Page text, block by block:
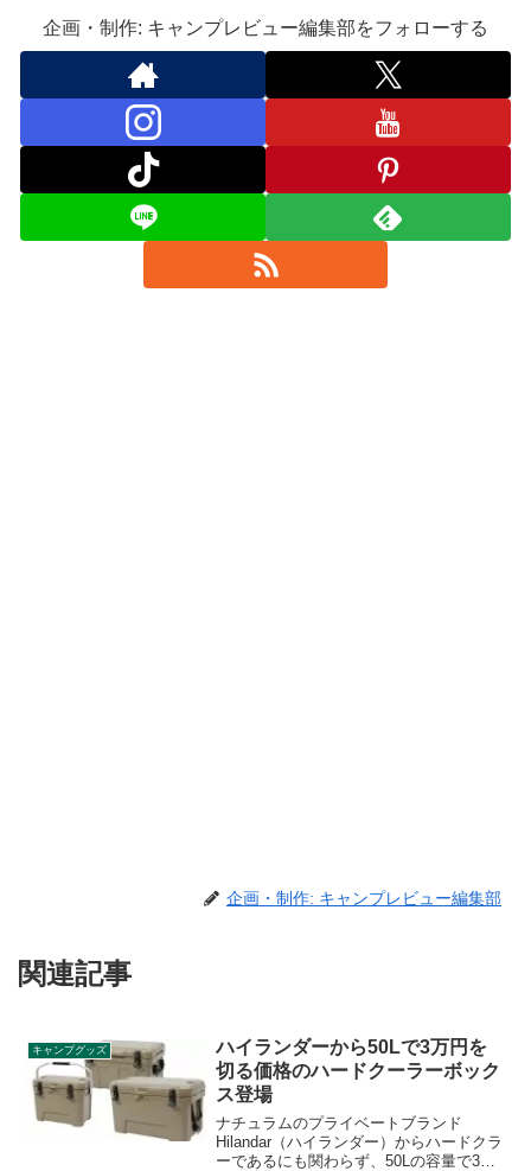
企画・制作: キャンプレビュー編集部をフォローする
企画・制作: キャンプレビュー編集部
関連記事
キャンプグッズ
ハイランダーから50Lで3万円を
切る価格のハードクーラーボック
ス登場
ナチュラムのプライベートブランド
Hilandar（ハイランダー）からハードクラ
ーであるにも関わらず、50Lの容量で3万